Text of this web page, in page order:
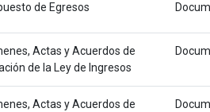
de Egresos
Actas y Acuerdos de
de la Ley de Ingresos
Actas y Acuerdos de